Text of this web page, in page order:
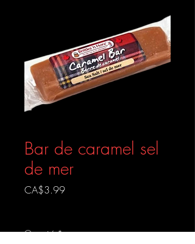
Bar de caramel sel
de mer
CA$3.99Prix
Quantité *